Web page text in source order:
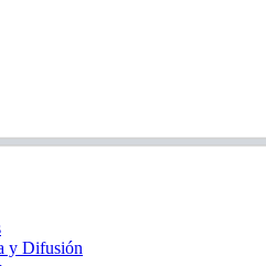
y Difusión